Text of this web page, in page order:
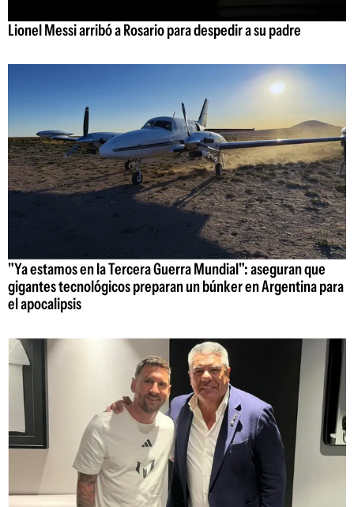
Lionel Messi arribó a Rosario para despedir a su padre
"Ya estamos en la Tercera Guerra Mundial": aseguran que
gigantes tecnológicos preparan un búnker en Argentina para
el apocalipsis